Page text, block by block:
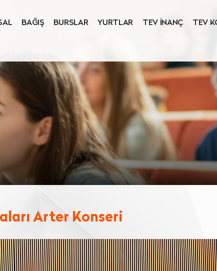
BAĞIŞ BURSLAR YURTLAR TEV İNANÇ TEV
Arter Konseri